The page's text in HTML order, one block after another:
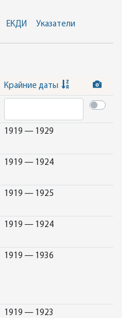
ЕКДИ Указатели
Крайние даты
1919 — 1929
1919 — 1924
1919 — 1925
1919 — 1924
1919 — 1936
1919 — 1923